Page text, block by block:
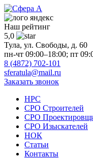
Наш рейтинг
5,0
Тула, ул. Свободы, д. 60
пн-чт 09:00–18:00; пт
8 (4872) 702-101
sferatula@mail.ru
Заказать звонок
НРС
СРО Строителей
СРО
СРО Изыскателей
НОК
Статьи
Контакты